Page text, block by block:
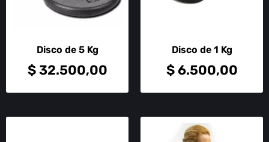
Disco de 5 Kg
$32.500,00
Disco de 1 Kg
$6.500,00